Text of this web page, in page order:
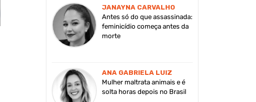
JANAYNA CARVALHO
Antes só do que assassinada:
feminicídio começa antes da
morte
ANA GABRIELA LUIZ
Mulher maltrata animais e é
solta horas depois no Brasil